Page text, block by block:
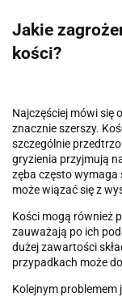
Jakie
kości?
Najczęściej mówi się
znacznie szerszy.
szczególnie
gryzienia przyjmują
zęba często
może wiązać się z
Kości mogą również
zauważają po ich
dużej zawartości
przypadkach może
Kolejnym